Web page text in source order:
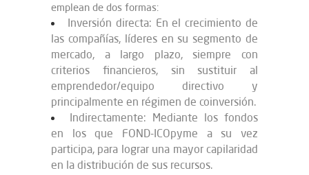
emplean de dos formas:
Inversión directa: En el crecimiento de
las compañías, líderes en su segmento de
mercado, a largo plazo, siempre con
criterios financieros, sin sustituir al
emprendedor/equipo directivo y
principalmente en régimen de coinversión.
Indirectamente: Mediante los fondos
en los que FOND-ICOpyme a su vez
participa, para lograr una mayor capilaridad
en la distribución de sus recursos.